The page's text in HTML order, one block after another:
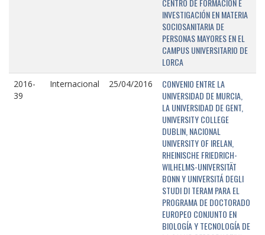
CENTRO DE FORMACIÓN E
INVESTIGACIÓN EN MATERIA
SOCIOSANITARIA DE
PERSONAS MAYORES EN EL
CAMPUS UNIVERSITARIO DE
LORCA
2016-
39
Internacional 25/04/2016
CONVENIO ENTRE LA
UNIVERSIDAD DE MURCIA,
LA UNIVERSIDAD DE GENT,
UNIVERSITY COLLEGE
DUBLIN, NACIONAL
UNIVERSITY OF IRELAN,
RHEINISCHE FRIEDRICH-
WILHELMS-UNIVERSITÄT
BONN Y UNIVERSITÁ DEGLI
STUDI DI TERAM PARA EL
PROGRAMA DE DOCTORADO
EUROPEO CONJUNTO EN
BIOLOGÍA Y TECNOLOGÍA DE